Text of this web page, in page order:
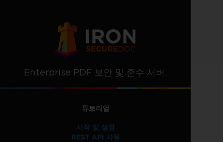
Enterprise PDF 보안 및 준수 서버.
튜토리얼
시작 및 설정
REST API 사용